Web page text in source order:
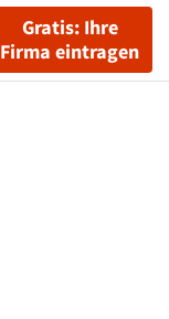
Gratis: Ihre
Firma eintragen